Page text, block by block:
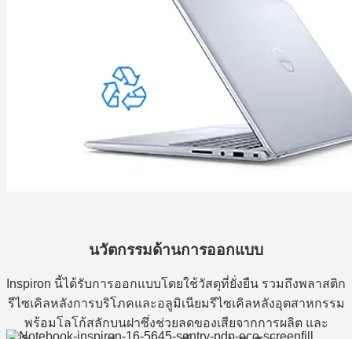
นวัตกรรมด้านการออกแบบ
Inspiron นี้ได้รับการออกแบบโดยใช้วัสดุที่ยั่งยืน รวมถึงพลาสติก
รีไซเคิลหลังการบริโภคและอลูมิเนียมรีไซเคิลหลังอุตสาหกรรม
พร้อมโลโก้สลักบนฝาซึ่งช่วยลดของเสียจากการผลิต และ